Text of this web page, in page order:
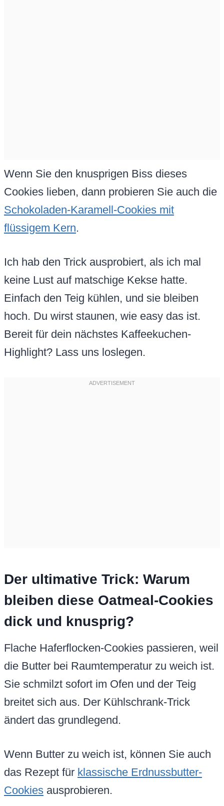
Wenn Sie den knusprigen Biss dieses
Cookies lieben, dann probieren Sie auch die
Schokoladen-Karamell-Cookies mit
flüssigem Kern.
Ich hab den Trick ausprobiert, als ich mal
keine Lust auf matschige Kekse hatte.
Einfach den Teig kühlen, und sie bleiben
hoch. Du wirst staunen, wie easy das ist.
Bereit für dein nächstes Kaffeekuchen-
Highlight? Lass uns loslegen.
Der ultimative Trick: Warum
bleiben diese Oatmeal-Cookies
dick und knusprig?
Flache Haferflocken-Cookies passieren, weil
die Butter bei Raumtemperatur zu weich ist.
Sie schmilzt sofort im Ofen und der Teig
breitet sich aus. Der Kühlschrank-Trick
ändert das grundlegend.
Wenn Butter zu weich ist, können Sie auch
das Rezept für klassische Erdnussbutter-
Cookies ausprobieren.